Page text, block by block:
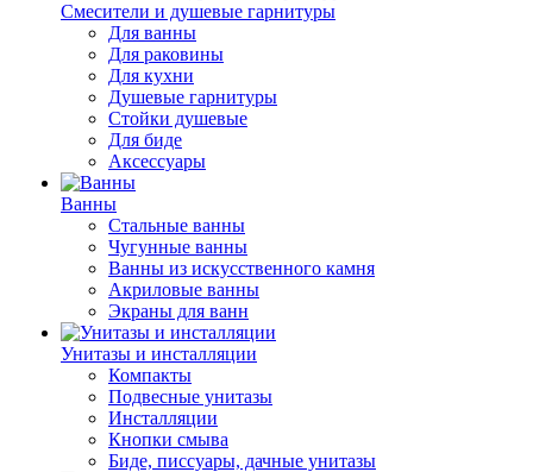
Смесители и душевые гарнитуры
Для ванны
Для раковины
Для кухни
Душевые гарнитуры
Стойки душевые
Для биде
Аксессуары
Ванны
Стальные ванны
Чугунные ванны
Ванны из искусственного камня
Акриловые ванны
Экраны для ванн
Унитазы и инсталляции
Компакты
Подвесные унитазы
Инсталляции
Кнопки смыва
Биде, писсуары, дачные унитазы